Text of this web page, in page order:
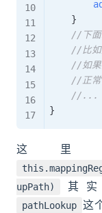
}
//下面
//比如
//如果
//正常
//...
}
这里
upPath)
其
pathLookup 这